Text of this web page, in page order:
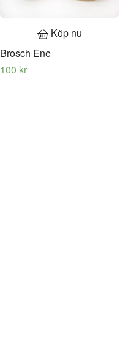
Köp nu
Brosch Ene
100 kr